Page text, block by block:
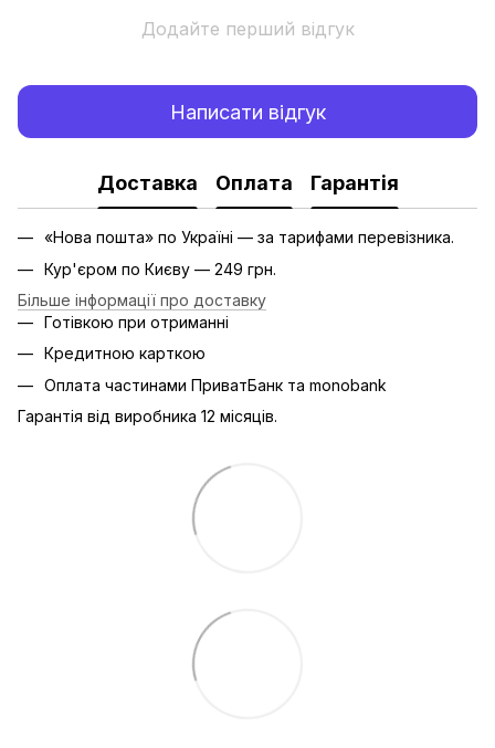
Додайте перший відгук
Написати відгук
Доставка Оплата Гарантія
«Нова пошта» по Україні — за тарифами перевізника.
Кур'єром по Києву — 249 грн.
Більше інформації про доставку
Готівкою при отриманні
Кредитною карткою
Оплата частинами ПриватБанк та monobank
Гарантія від виробника 12 місяців.